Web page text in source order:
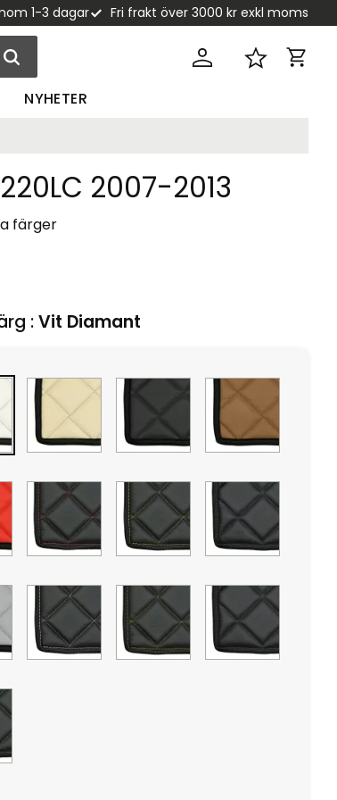
1-3 dagar Fri frakt över 3000 kr exkl moms
Favoriter
NYHETER
2007-2013
färger
:Vit Diamant